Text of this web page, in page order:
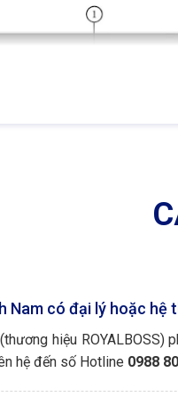
Nam có đại lý hoặc
hiệu
hệ đến số Hotline 0988